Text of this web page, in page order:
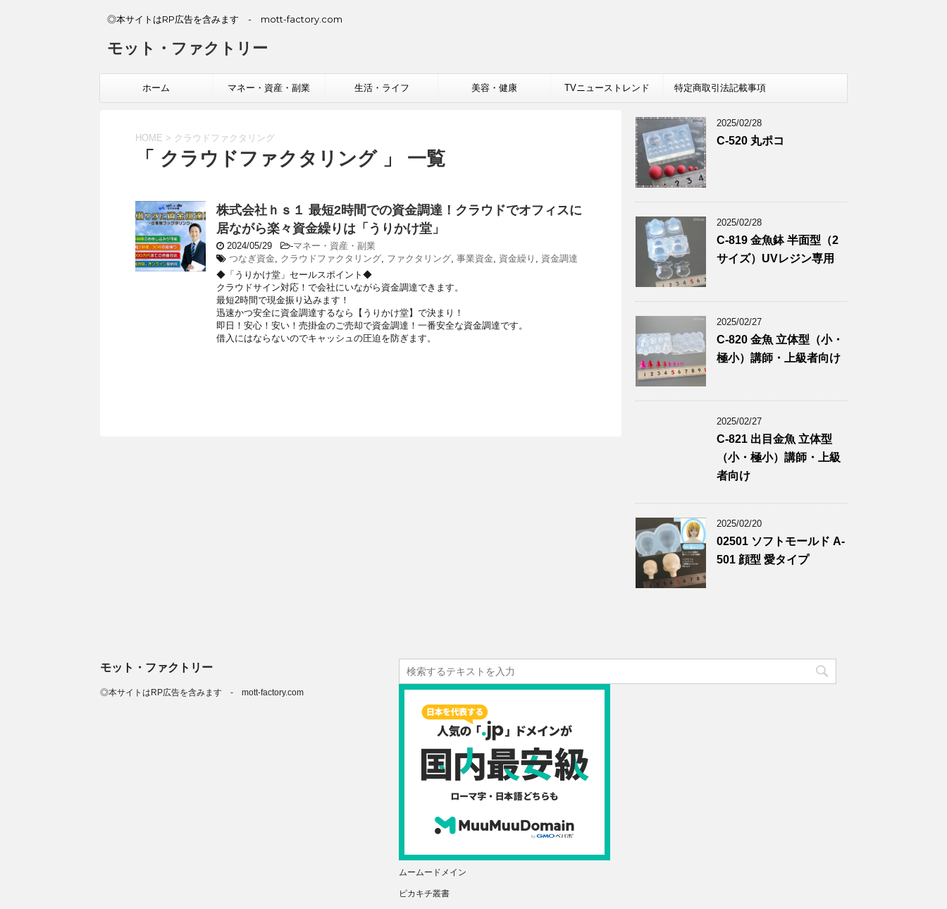
◎本サイトはRP広告を含みます - mott-factory.com
モット・ファクトリー
ホーム マネー・資産・副業 生活・ライフ 美容・健康 TVニューストレンド 特定商取引法記載事項
HOME > クラウドファクタリング
「 クラウドファクタリング 」 一覧
株式会社ｈｓ１ 最短2時間での資金調達！クラウドでオフィスに
居ながら楽々資金繰りは「うりかけ堂」
2024/05/29 -マネー・資産・副業
つなぎ資金, クラウドファクタリング, ファクタリング, 事業資金, 資金繰り , 資金調達
◆「うりかけ堂」セールスポイント◆
クラウドサイン対応！で会社にいながら資金調達できます。
最短2時間で現金振り込みます！
迅速かつ安全に資金調達するなら【うりかけ堂】で決まり！
即日！安心！安い！売掛金のご売却で資金調達！一番安全な資金調達です。
借入にはならないのでキャッシュの圧迫を防ぎます。
2025/02/28
C-520 丸ポコ
2025/02/28
C-819 金魚鉢 半面型（2
サイズ）UVレジン専用
2025/02/27
C-820 金魚 立体型（小・
極小）講師・上級者向け
2025/02/27
C-821 出目金魚 立体型
（小・極小）講師・上級
者向け
2025/02/20
02501 ソフトモールド A-
501 顔型 愛タイプ
ムームードメイン
ピカキチ叢書
モット・ファクトリー
◎本サイトはRP広告を含みます - mott-factory.com